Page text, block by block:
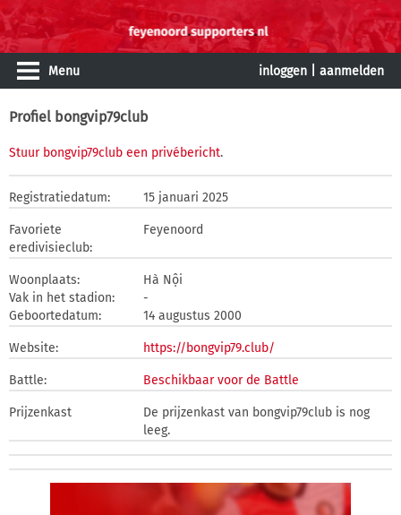
Menu inloggen aanmelden
Profiel bongvip79club
Stuur bongvip79club een privébericht.
Registratiedatum: 15 januari 2025
Favoriete
eredivisieclub:
Feyenoord
Woonplaats:
Hà Nội
Vak in het stadion:
-
Geboortedatum:
14 augustus 2000
Website: https://bongvip79.club/
Battle: Beschikbaar voor de Battle
Prijzenkast
De prijzenkast van bongvip79club is nog
leeg.